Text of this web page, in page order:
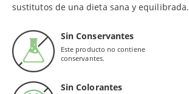
sustitutos de una dieta sana y equilibrada.
Sin Conservantes
Este producto no contiene
conservantes.
Sin Colorantes